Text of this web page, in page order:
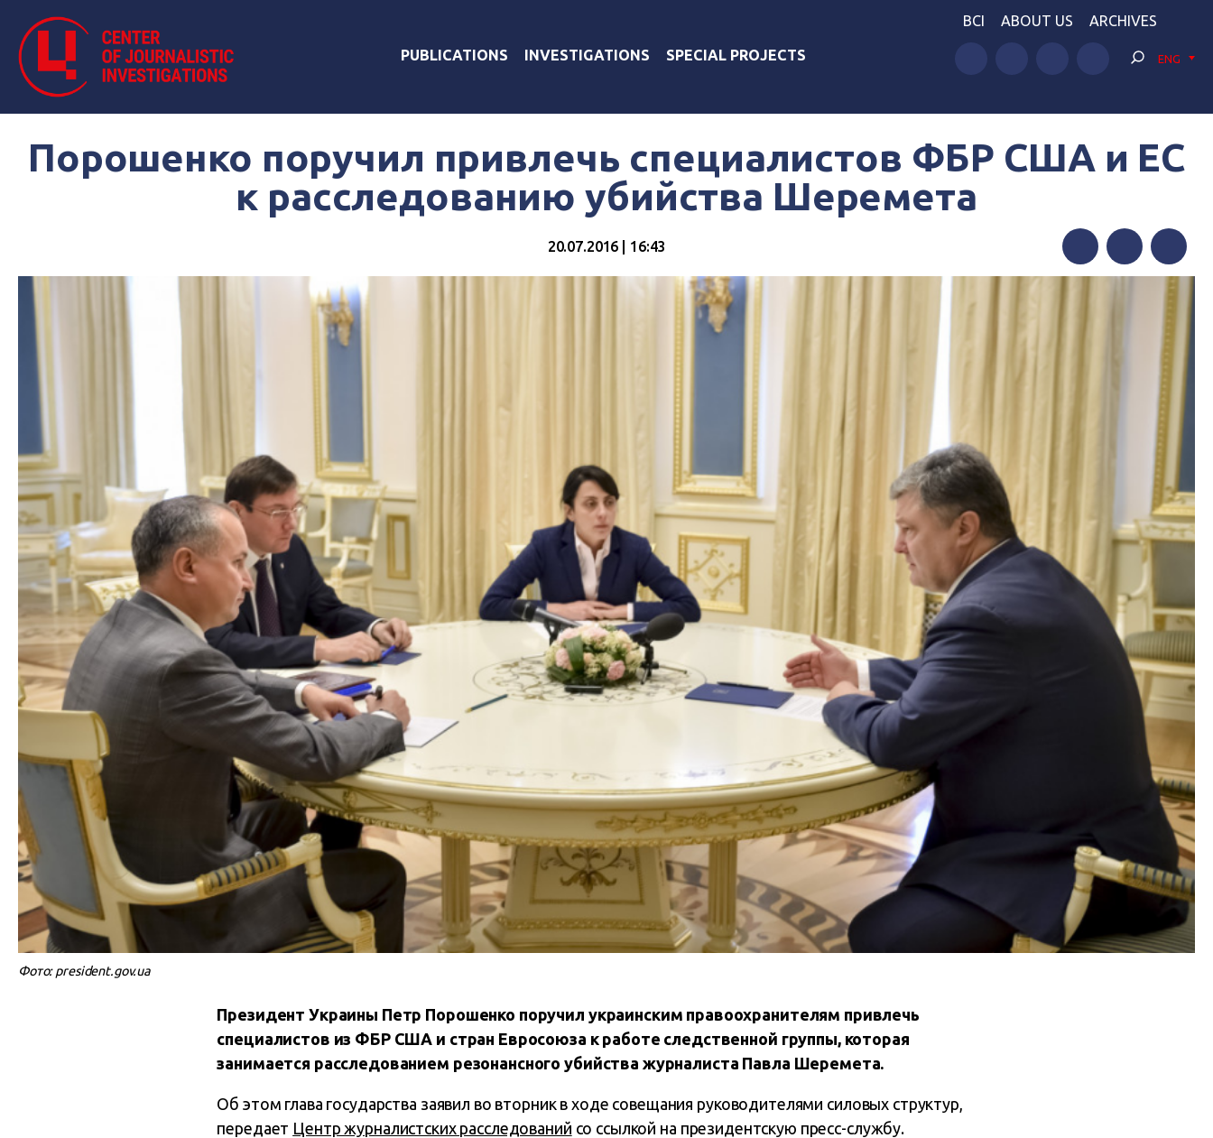
PUBLICATIONS INVESTIGATIONS SPECIAL PROJECTS
BCI ABOUT US ARCHIVES
ENG
Порошенко поручил привлечь специалистов ФБР США и ЕС
к расследованию убийства Шеремета
20.07.2016 | 16:43
FacebookTwitter Telegram
Фото: president.gov.ua
Президент Украины Петр Порошенко поручил украинским правоохранителям привлечь
специалистов из ФБР США и стран Евросоюза к работе следственной группы, которая
занимается расследованием резонансного убийства журналиста Павла Шеремета.
Об этом глава государства заявил во вторник в ходе совещания руководителями силовых структур,
передает Центр журналистских расследований со ссылкой на президентскую пресс-службу.